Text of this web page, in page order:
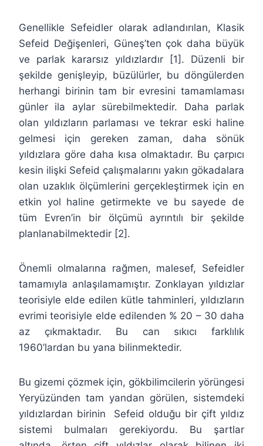
Genellikle Sefeidler olarak adlandırılan, Klasik
Sefeid Değişenleri, Güneş’ten çok daha büyük
ve parlak kararsız yıldızlardır [1]. Düzenli bir
şekilde genişleyip, büzülürler, bu döngülerden
herhangi birinin tam bir evresini tamamlaması
günler ila aylar sürebilmektedir. Daha parlak
olan yıldızların parlaması ve tekrar eski haline
gelmesi için gereken zaman, daha sönük
yıldızlara göre daha kısa olmaktadır. Bu çarpıcı
kesin ilişki Sefeid çalışmalarını yakın gökadalara
olan uzaklık ölçümlerini gerçekleştirmek için en
etkin yol haline getirmekte ve bu sayede de
tüm Evren’in bir ölçümü ayrıntılı bir şekilde
planlanabilmektedir [2].
Önemli olmalarına rağmen, malesef, Sefeidler
tamamıyla anlaşılamamıştır. Zonklayan yıldızlar
teorisiyle elde edilen kütle tahminleri, yıldızların
evrimi teorisiyle elde edilenden % 20 – 30 daha
az çıkmaktadır. Bu can sıkıcı farklılık
1960’lardan bu yana bilinmektedir.
Bu gizemi çözmek için, gökbilimcilerin yörüngesi
Yeryüzünden tam yandan görülen, sistemdeki
yıldızlardan birinin Sefeid olduğu bir çift yıldız
sistemi bulmaları gerekiyordu. Bu şartlar